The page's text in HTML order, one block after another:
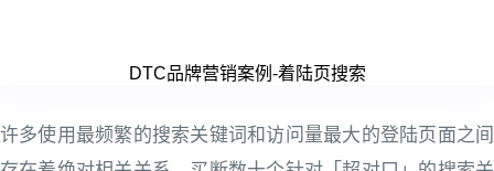
DTC品牌营销案例-着陆页搜索
许多使用最频繁的搜索关键词和访问量最大的登陆页面之间